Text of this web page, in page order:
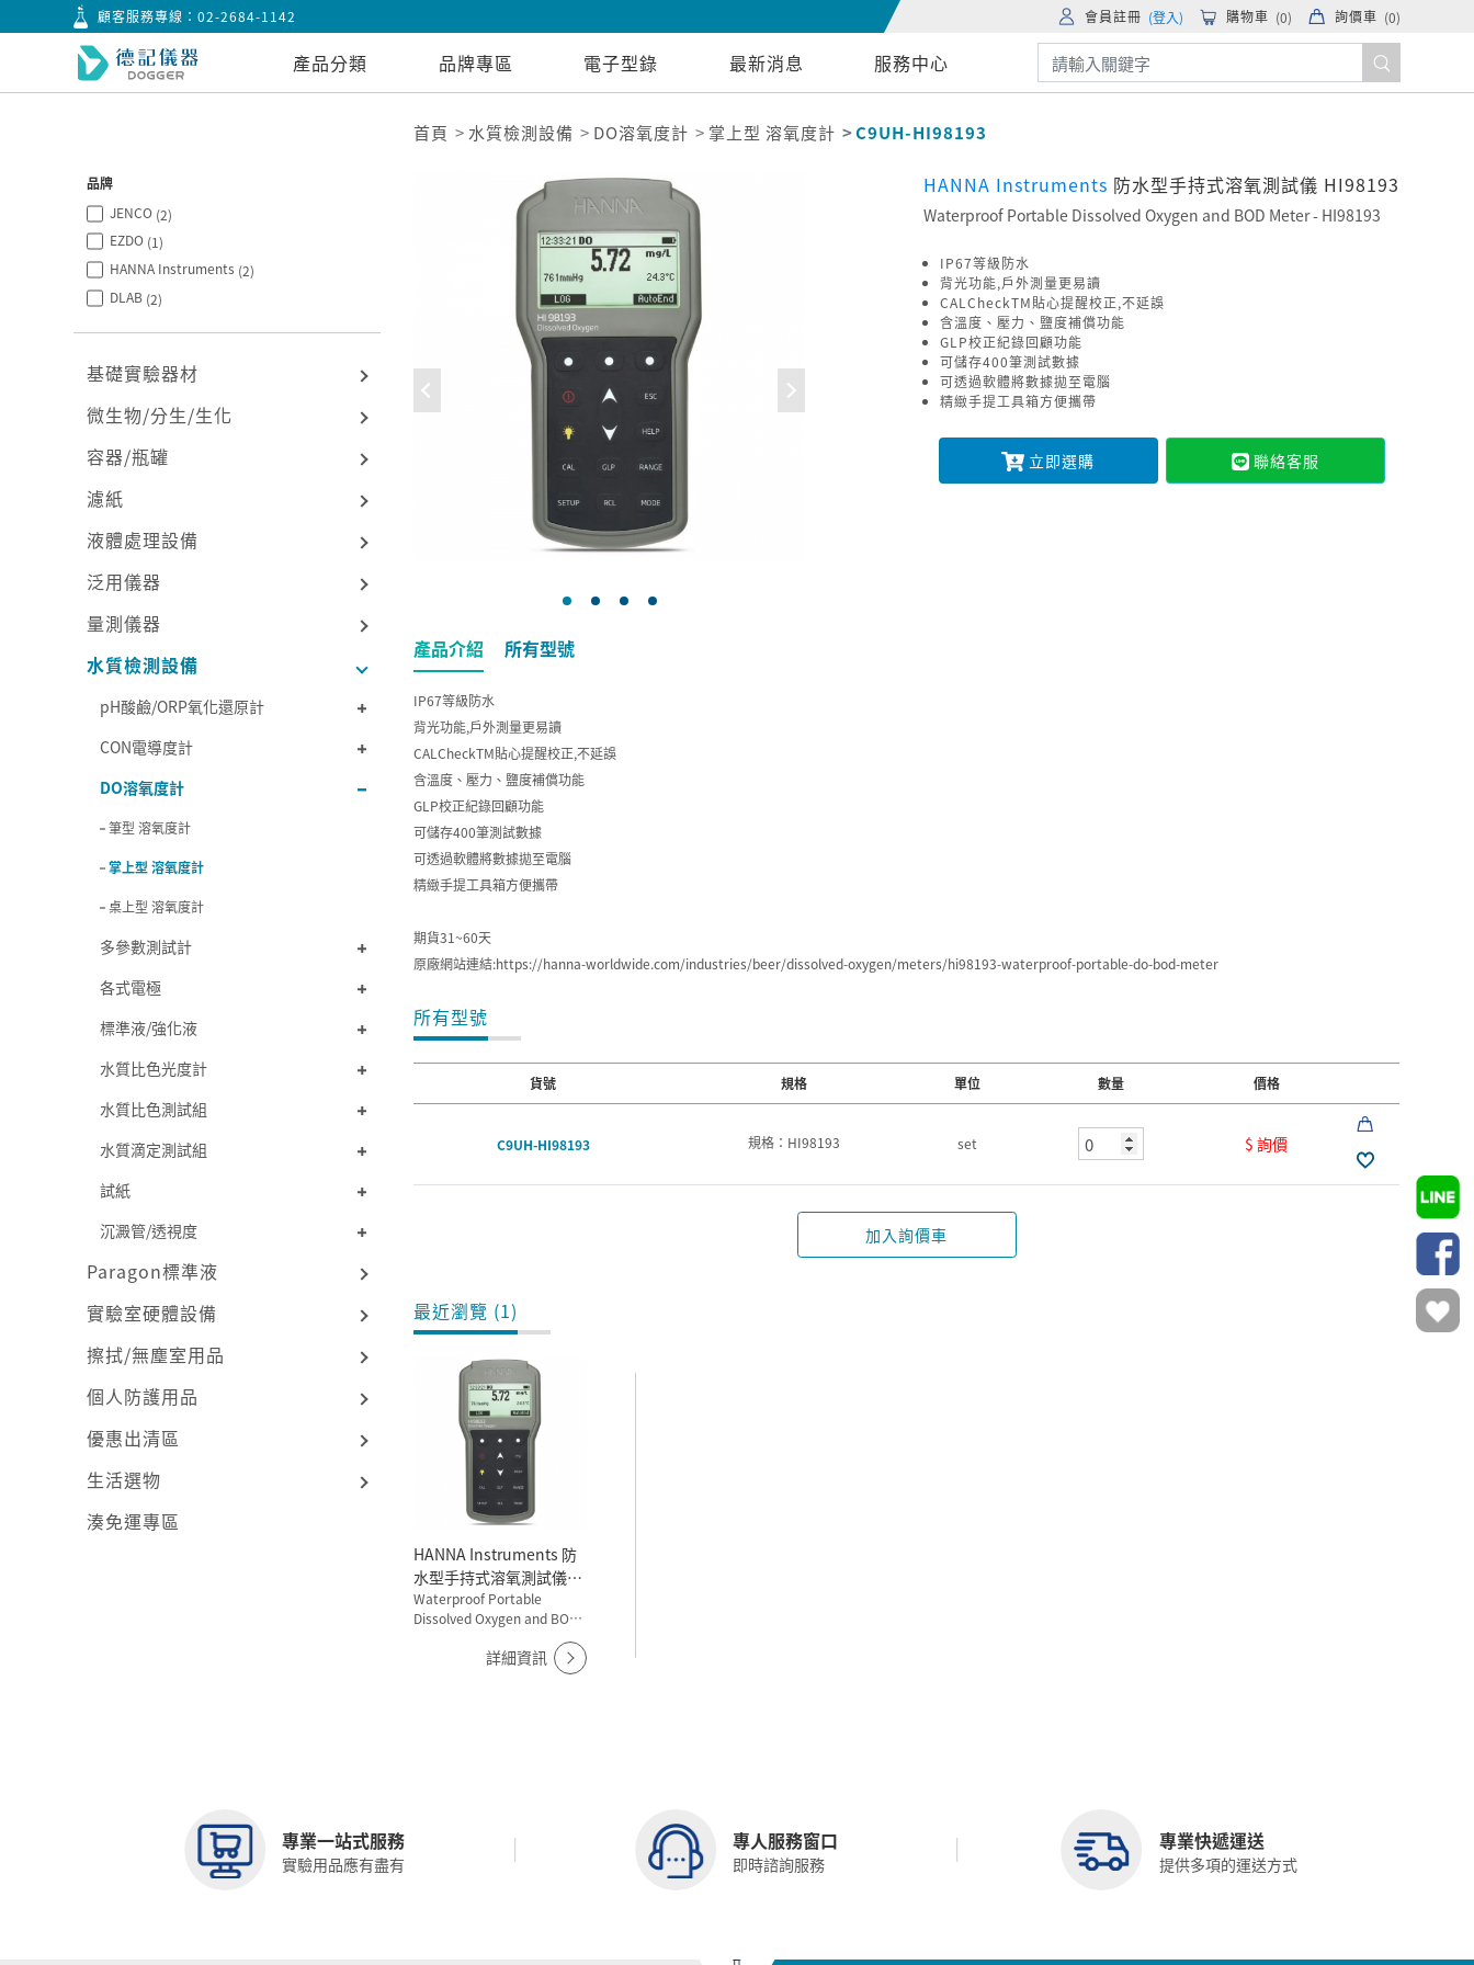
顧客服務專線：02-2684-1142 會員註冊 (登入) 購物車 (0) 詢價車 (0)
產品分類 品牌專區 電子型錄 最新消息 服務中心
首頁 水質檢測設備 DO溶氧度計 掌上型 溶氧度計 C9UH-HI98193
品牌
JENCO (2)
EZDO (1)
HANNA Instruments (2)
DLAB (2)
基礎實驗器材
微生物/分生/生化
容器/瓶罐
濾紙
液體處理設備
泛用儀器
量測儀器
水質檢測設備
pH酸鹼/ORP氧化還原計
CON電導度計
DO溶氧度計
筆型 溶氧度計
掌上型 溶氧度計
桌上型 溶氧度計
多參數測試計
各式電極
標準液/強化液
水質比色光度計
水質比色測試組
水質滴定測試組
試紙
沉澱管/透視度
Paragon標準液
實驗室硬體設備
擦拭/無塵室用品
個人防護用品
優惠出清區
生活選物
湊免運專區
HANNA Instruments 防水型手持式溶氧測試儀 HI98193
Waterproof Portable Dissolved Oxygen and BOD Meter - HI98193
IP67等級防水
背光功能,戶外測量更易讀
CALCheckTM貼心提醒校正,不延誤
含溫度、壓力、鹽度補償功能
GLP校正紀錄回顧功能
可儲存400筆測試數據
可透過軟體將數據拋至電腦
精緻手提工具箱方便攜帶
立即選購 聯絡客服
產品介紹 所有型號
IP67等級防水
背光功能,戶外測量更易讀
CALCheckTM貼心提醒校正,不延誤
含溫度、壓力、鹽度補償功能
GLP校正紀錄回顧功能
可儲存400筆測試數據
可透過軟體將數據拋至電腦
精緻手提工具箱方便攜帶
期貨31~60天
原廠網站連結:https://hanna-worldwide.com/industries/beer/dissolved-oxygen/meters/hi98193-waterproof-portable-do-bod-meter
所有型號
貨號 規格 單位 數量 價格
C9UH-HI98193 規格：HI98193 set $ 詢價
加入詢價車
最近瀏覽 (1)
HANNA Instruments 防
水型手持式溶氧測試儀
HI98193
Waterproof Portable
Dissolved Oxygen and BOD
詳細資訊
專業一站式服務
實驗用品應有盡有
專人服務窗口
即時諮詢服務
專業快遞運送
提供多項的運送方式